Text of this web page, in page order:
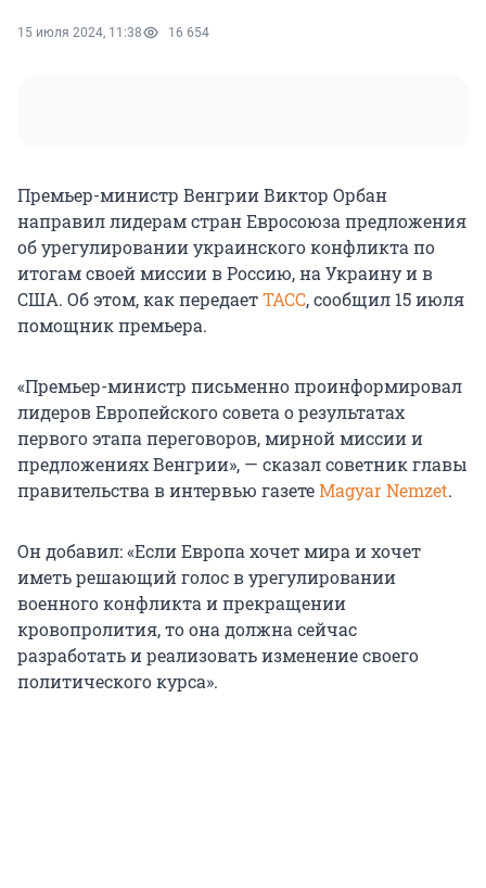
15 июля 2024, 11:38 16 654
Премьер-министр Венгрии Виктор Орбан
направил лидерам стран Евросоюза предложения
об урегулировании украинского конфликта по
итогам своей миссии в Россию, на Украину и в
США. Об этом, как передаетТАСС, сообщил 15 июля
помощник премьера.
«Премьер-министр письменно проинформировал
лидеров Европейского совета о результатах
первого этапа переговоров, мирной миссии и
предложениях Венгрии», — сказал советник главы
правительства в интервью газетеMagyar Nemzet.
Он добавил: «Если Европа хочет мира и хочет
иметь решающий голос в урегулировании
военного конфликта и прекращении
кровопролития, то она должна сейчас
разработать и реализовать изменение своего
политического курса».